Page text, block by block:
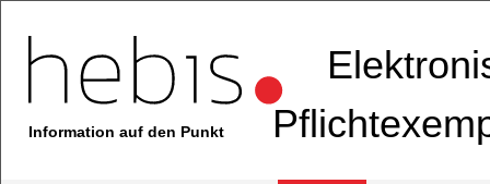
Information auf den Punkt